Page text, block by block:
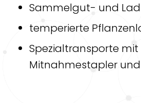
Sammelgut- und
temperierte
Spezialtransporte mit
Mitnahmestapler